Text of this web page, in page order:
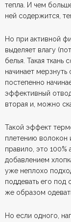
тепла. И чем
ней содержится,
Но при активной
выделяет влагу
белья. Такая
начинает
постепенно
эффективный
вторая и, можно
Такой эффект
плетению волокон
правило, это 100%
добавлением
уже неплохо
поддевать его
же образом
Но если одного,